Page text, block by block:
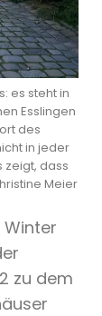
es steht in
Esslingen
des
in jeder
zeigt, dass
Meier
Winter
zu dem